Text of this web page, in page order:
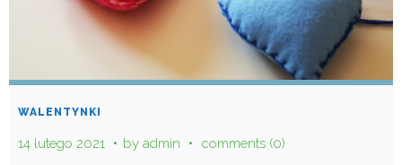
WALENTYNKI
14 lutego 2021 by admin comments (0)